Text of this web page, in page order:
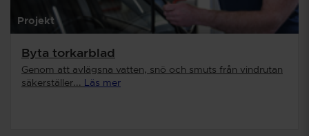
Projekt
Byta torkarblad
Genom att avlägsna vatten, snö och smuts från vindrutan
säkerställer... Läs mer